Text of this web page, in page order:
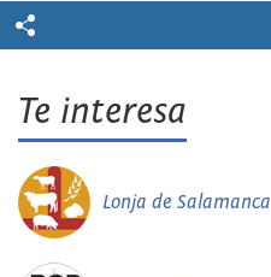
Te interesa
Lonja de Salamanca